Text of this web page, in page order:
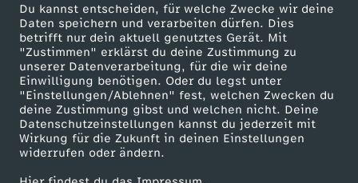
Du kannst entscheiden, für welche Zwecke wir deine
Daten speichern und verarbeiten dürfen. Dies
betrifft nur dein aktuell genutztes Gerät. Mit
"Zustimmen" erklärst du deine Zustimmung zu
unserer Datenverarbeitung, für die wir deine
Einwilligung benötigen. Oder du legst unter
"Einstellungen/Ablehnen" fest, welchen Zwecken du
deine Zustimmung gibst und welchen nicht. Deine
Datenschutzeinstellungen kannst du jederzeit mit
Wirkung für die Zukunft in deinen Einstellungen
widerrufen oder ändern.
b
e
n
?
-
ZDF goes Schule
Werbefernsehen
Mainzelmännchen